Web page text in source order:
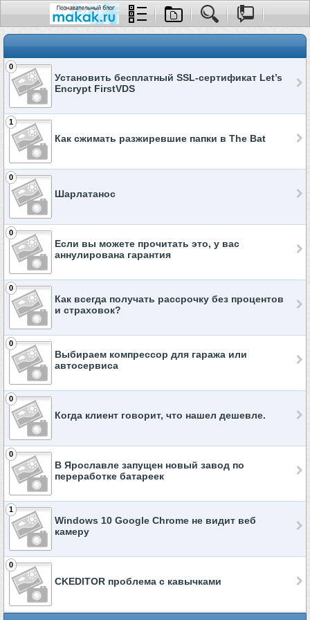
0
Установить бесплатный SSL-сертификат Let’s
Encrypt FirstVDS
1
Как сжимать разжиревшие папки в The Bat
0
Шарлатанос
0
Если вы можете прочитать это, у вас
аннулирована гарантия
0
Как всегда получать рассрочку без процентов
и страховок?
0
Выбираем компрессор для гаража или
автосервиса
0
Когда клиент говорит, что нашел дешевле.
0
В Ярославле запущен новый завод по
переработке батареек
1
Windows 10 Google Chrome не видит веб
камеру
0
CKEDITOR проблема с кавычками